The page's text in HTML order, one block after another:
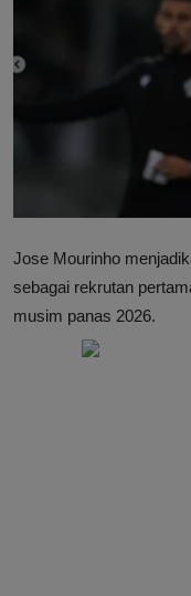
Jose Mourinho
sebagai rekrutan
musim panas 2026.